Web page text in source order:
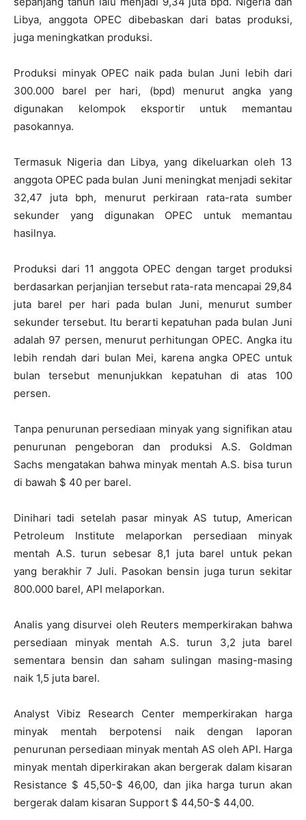
Libya, anggota OPEC dibebaskan dari batas produksi,
juga meningkatkan produksi.
Produksi minyak OPEC naik pada bulan Juni lebih dari
300.000 barel per hari, (bpd) menurut angka yang
digunakan kelompok eksportir untuk memantau
pasokannya.
Termasuk Nigeria dan Libya, yang dikeluarkan oleh 13
anggota OPEC pada bulan Juni meningkat menjadi sekitar
32,47 juta bph, menurut perkiraan rata-rata sumber
sekunder yang digunakan OPEC untuk memantau
hasilnya.
Produksi dari 11 anggota OPEC dengan target produksi
berdasarkan perjanjian tersebut rata-rata mencapai 29,84
juta barel per hari pada bulan Juni, menurut sumber
sekunder tersebut. Itu berarti kepatuhan pada bulan Juni
adalah 97 persen, menurut perhitungan OPEC. Angka itu
lebih rendah dari bulan Mei, karena angka OPEC untuk
bulan tersebut menunjukkan kepatuhan di atas 100
persen.
Tanpa penurunan persediaan minyak yang signifikan atau
penurunan pengeboran dan produksi A.S. Goldman
Sachs mengatakan bahwa minyak mentah A.S. bisa turun
di bawah $ 40 per barel.
Dinihari tadi setelah pasar minyak AS tutup, American
Petroleum Institute melaporkan persediaan minyak
mentah A.S. turun sebesar 8,1 juta barel untuk pekan
yang berakhir 7 Juli. Pasokan bensin juga turun sekitar
800.000 barel, API melaporkan.
Analis yang disurvei oleh Reuters memperkirakan bahwa
persediaan minyak mentah A.S. turun 3,2 juta barel
sementara bensin dan saham sulingan masing-masing
naik 1,5 juta barel.
Analyst Vibiz Research Center memperkirakan harga
minyak mentah berpotensi naik dengan laporan
penurunan persediaan minyak mentah AS oleh API. Harga
minyak mentah diperkirakan akan bergerak dalam kisaran
Resistance $ 45,50-$ 46,00, dan jika harga turun akan
bergerak dalam kisaran Support $ 44,50-$ 44,00.